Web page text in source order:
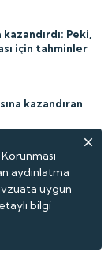
Peki,
için tahminler
kazandıran
eseri böyle
projesini Türk
aydınlatma
uygun
bilgi